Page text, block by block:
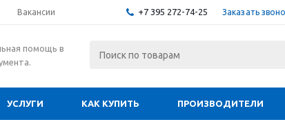
Вакансии +7 395 272-74-25 Заказать
помощь в
УСЛУГИ КАК КУПИТЬ ПРОИЗВОДИТЕЛИ